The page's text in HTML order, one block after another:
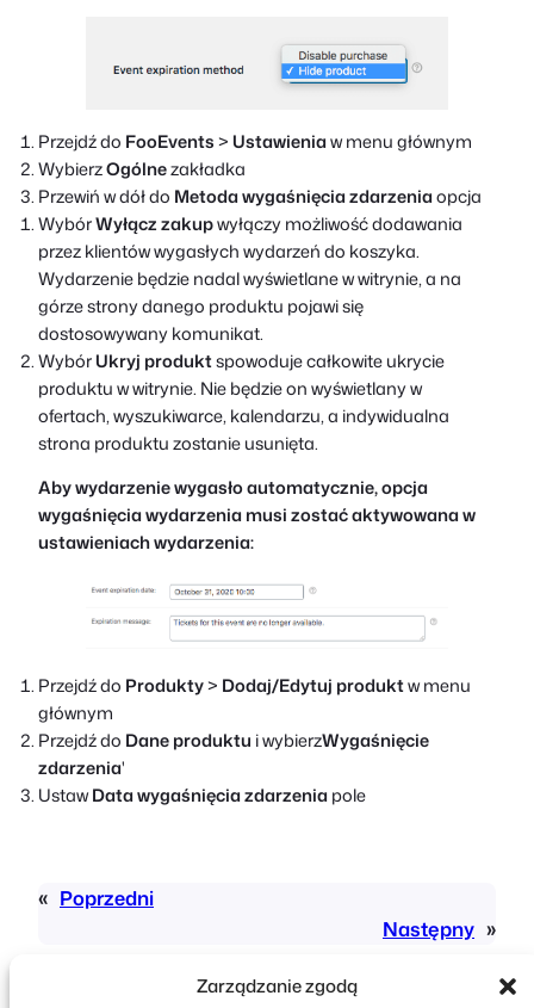
Zarządzanie zgodą
Przejdź do FooEvents>Ustawieniaw menu głównym
WybierzOgólnezakładka
Przewiń w dół do Metoda wygaśnięcia zdarzeniaopcja
WybórWyłącz zakupwyłączy możliwość dodawania
przez klientów wygasłych wydarzeń do koszyka.
Wydarzenie będzie nadal wyświetlane w witrynie, a na
górze strony danego produktu pojawi się
dostosowywany komunikat.
WybórUkryj produktspowoduje całkowite ukrycie
produktu w witrynie. Nie będzie on wyświetlany w
ofertach, wyszukiwarce, kalendarzu, a indywidualna
strona produktu zostanie usunięta.
Aby wydarzenie wygasło automatycznie, opcja
wygaśnięcia wydarzenia musi zostać aktywowana w
ustawieniach wydarzenia:
Przejdź do Produkty> Dodaj/Edytuj produktw menu
głównym
Przejdź do Dane produktu i wybierzWygaśnięcie
zdarzenia'
UstawData wygaśnięcia zdarzeniapole
« Poprzedni
Następny »